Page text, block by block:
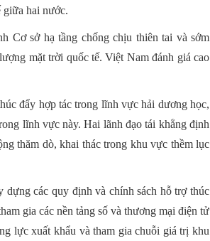
giữa hai nước.
Cơ sở hạ tầng chống chịu thiên tai và sớm
mặt trời quốc tế. Việt Nam đánh giá cao
đẩy hợp tác trong lĩnh vực hải dương học,
lĩnh vực này. Hai lãnh đạo tái khẳng định
thăm dò, khai thác trong khu vực thềm lục
dựng các quy định và chính sách hỗ trợ thúc
gia các nền tảng số và thương mại điện tử
lực xuất khẩu và tham gia chuỗi giá trị khu